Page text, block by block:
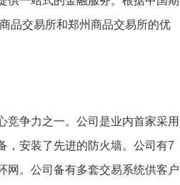
品交易所和郑州商品交易所的优
竞争力之一。公司是业内首家采用
，安装了先进的防火墙。公司有7
网。公司备有多套交易系统供客户